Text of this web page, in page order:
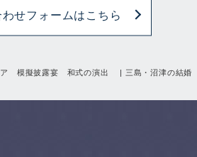
ア 模擬披露宴 和式の演出 | 三島・沼津の結婚
せフォームはこちら